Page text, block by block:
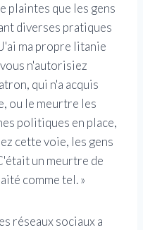
plaintes que les gens
diverses pratiques
ma propre litanie
n'autorisiez
qui n'a acquis
ou le meurtre les
politiques en place,
cette voie, les gens
un meurtre de
comme tel. »
réseaux sociaux a